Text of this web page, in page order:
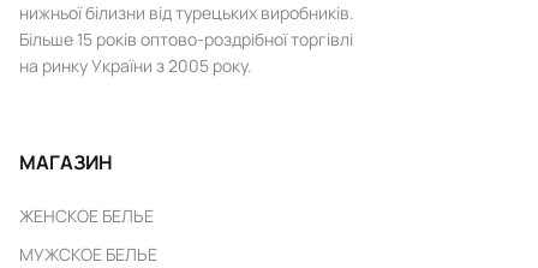
нижньої білизни від турецьких виробників.
Більше 15 років оптово-роздрібної торгівлі
на ринку України з 2005 року.
МАГАЗИН
ЖЕНСКОЕ БЕЛЬЕ
МУЖСКОЕ БЕЛЬЕ